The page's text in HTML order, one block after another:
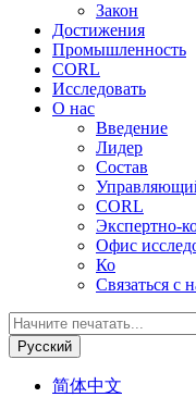
Закон
Достижения
Промышленность
CORL
Исследовать
О нас
Введение
Лидер
Состав
CORL
Экспертно-
Офис
Ко
Связаться с
Русский
简体中文